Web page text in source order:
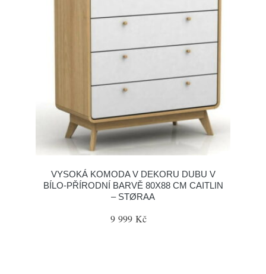
VYSOKÁ KOMODA V DEKORU DUBU V
BÍLO-PŘÍRODNÍ BARVĚ 80X88 CM CAITLIN
– STØRAA
9 999 Kč